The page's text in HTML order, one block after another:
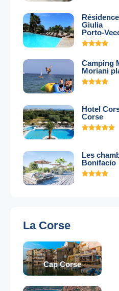
Giulia
Porto-
Camping
Moriani
Hotel
Corse
Les
Bonifacio
La Corse
Cap Corse